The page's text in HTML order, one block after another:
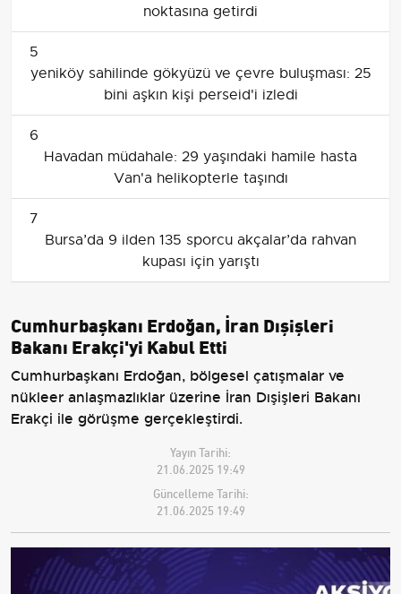
noktasına getirdi
5
yeniköy sahilinde gökyüzü ve çevre buluşması: 25
bini aşkın kişi perseid'i izledi
6
Havadan müdahale: 29 yaşındaki hamile hasta
Van'a helikopterle taşındı
7
Bursa’da 9 ilden 135 sporcu akçalar’da rahvan
kupası için yarıştı
Cumhurbaşkanı Erdoğan, İran Dışişleri
Bakanı Erakçi'yi Kabul Etti
Cumhurbaşkanı Erdoğan, bölgesel çatışmalar ve
nükleer anlaşmazlıklar üzerine İran Dışişleri Bakanı
Erakçi ile görüşme gerçekleştirdi.
Yayın Tarihi:
21.06.2025 19:49
Güncelleme Tarihi:
21.06.2025 19:49